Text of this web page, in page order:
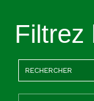
Filtrez